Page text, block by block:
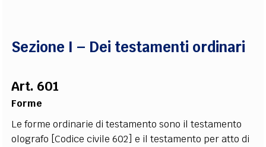
Sezione I – Dei testamenti ordinari
Art. 601
Forme
Le forme ordinarie di testamento sono il testamento
olografo [Codice civile 602] e il testamento per atto di